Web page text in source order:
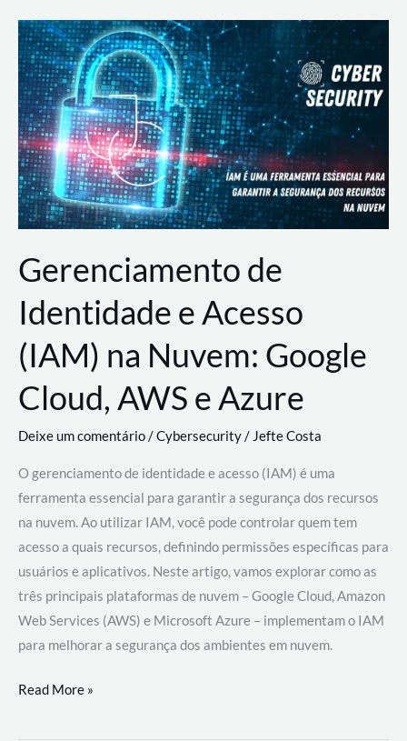
Desenvolvimento,
Segurança
e
Operações
Gerenciamento de
Identidade e Acesso
(IAM) na Nuvem: Google
Cloud, AWS e Azure
Deixe um comentário/Cybersecurity/ Jefte Costa
O gerenciamento de identidade e acesso (IAM) é uma
ferramenta essencial para garantir a segurança dos recursos
na nuvem. Ao utilizar IAM, você pode controlar quem tem
acesso a quais recursos, definindo permissões específicas para
usuários e aplicativos. Neste artigo, vamos explorar como as
três principais plataformas de nuvem – Google Cloud, Amazon
Web Services (AWS) e Microsoft Azure – implementam o IAM
para melhorar a segurança dos ambientes em nuvem.
Gerenciamento
Read More »